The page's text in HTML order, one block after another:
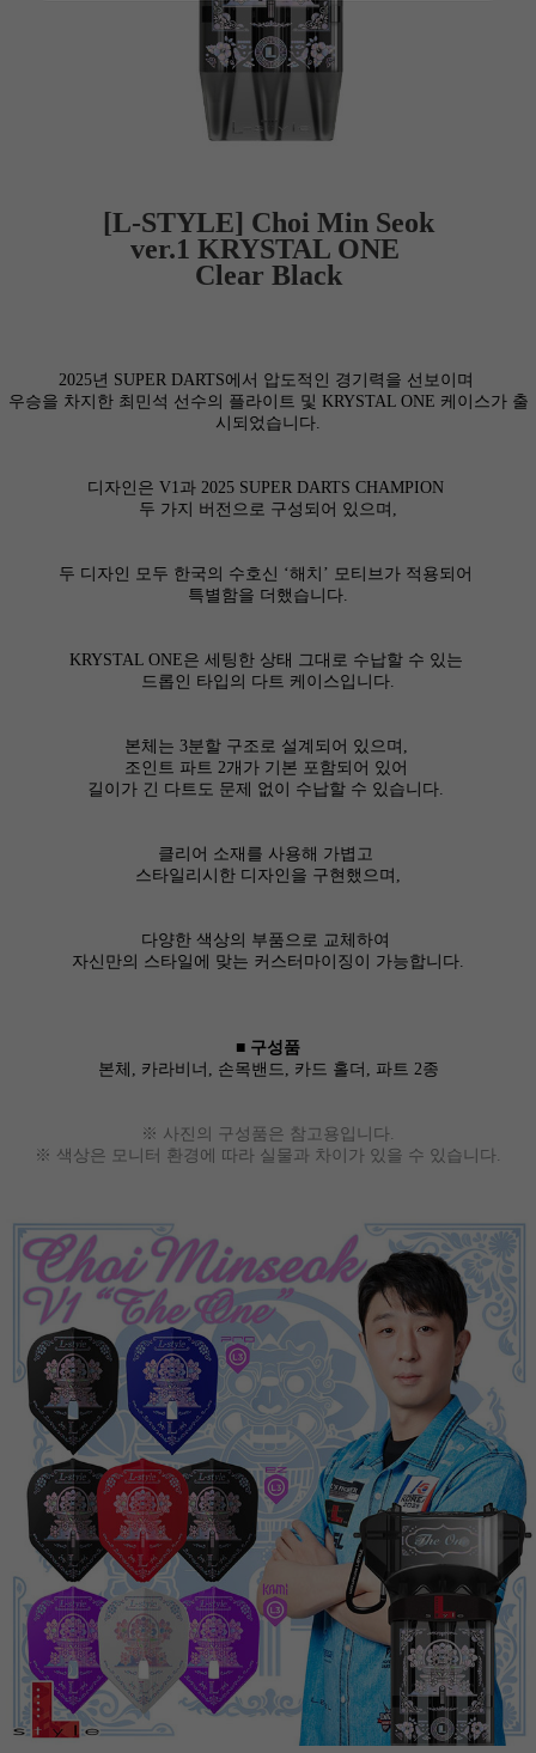
이코 라이프 하
PAYCO 바로구매
[L-STYLE] Choi Min Seok
ver.1 KRYSTAL ONE
Clear Black
2025년 SUPER DARTS에서 압도적인 경기력을 선보이며
우승을 차지한 최민석 선수의 플라이트 및 KRYSTAL ONE 케이스가 출
시되었습니다.
디자인은 V1과 2025 SUPER DARTS CHAMPION
두 가지 버전으로 구성되어 있으며,
두 디자인 모두 한국의 수호신 ‘해치’ 모티브가 적용되어
특별함을 더했습니다.
KRYSTAL ONE은 세팅한 상태 그대로 수납할 수 있는
드롭인 타입의 다트 케이스입니다.
본체는 3분할 구조로 설계되어 있으며,
조인트 파트 2개가 기본 포함되어 있어
길이가 긴 다트도 문제 없이 수납할 수 있습니다.
클리어 소재를 사용해 가볍고
스타일리시한 디자인을 구현했으며,
다양한 색상의 부품으로 교체하여
자신만의 스타일에 맞는 커스터마이징이 가능합니다.
■ 구성품
본체, 카라비너, 손목밴드, 카드 홀더, 파트 2종
※ 사진의 구성품은 참고용입니다.
※ 색상은 모니터 환경에 따라 실물과 차이가 있을 수 있습니다.